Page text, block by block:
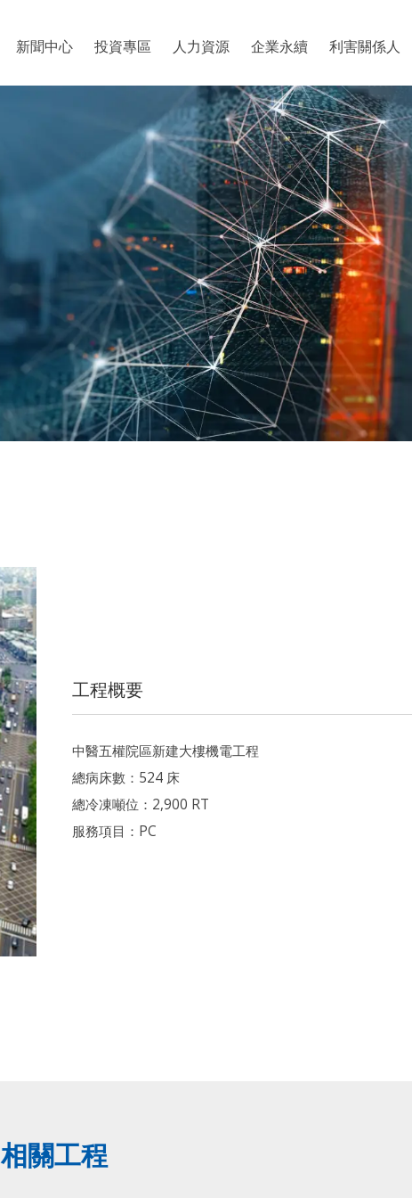
新聞中心 投資專區 人力資源 企業永續 利害關係人
工程概要
中醫五權院區新建大樓機電工程
總病床數：524 床
總冷凍噸位：2,900 RT
服務項目：PC
相關工程